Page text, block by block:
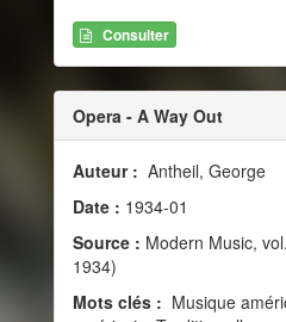
Consulter
Opera - A Way Out
Auteur : Antheil, George
Date : 1934-01
Source : Modern Music,
1934)
Mots clés : Musique